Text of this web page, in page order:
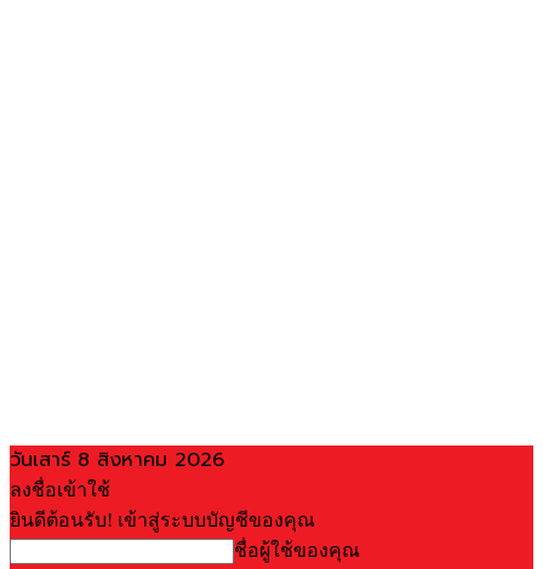
วันเสาร์ 8 สิงหาคม 2026
ลงชื่อเข้าใช้
ยินดีต้อนรับ! เข้าสู่ระบบบัญชีของคุณ
ชื่อผู้ใช้ของคุณ